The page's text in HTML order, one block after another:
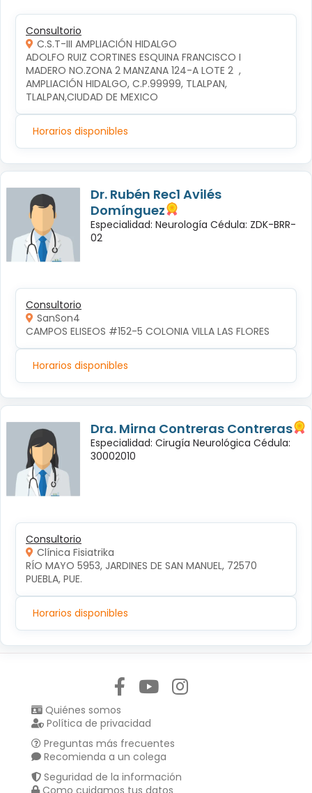
Consultorio
C.S.T-III AMPLIACIÓN HIDALGO
ADOLFO RUIZ CORTINES ESQUINA FRANCISCO I
MADERO NO.ZONA 2 MANZANA 124-A LOTE 2  ,
AMPLIACIÓN HIDALGO, C.P.99999, TLALPAN,
TLALPAN,CIUDAD DE MEXICO
Horarios disponibles
Dr. Rubén Rec1 Avilés
Domínguez
Especialidad: Neurología Cédula: ZDK-BRR-
02
Consultorio
SanSon4
CAMPOS ELISEOS #152-5 COLONIA VILLA LAS FLORES
Horarios disponibles
Dra. Mirna Contreras Contreras
Especialidad: Cirugía Neurológica Cédula:
30002010
Consultorio
Clínica Fisiatrika
RÍO MAYO 5953, JARDINES DE SAN MANUEL, 72570
PUEBLA, PUE.
Horarios disponibles
Quiénes somos
Política de privacidad
Preguntas más frecuentes
Recomienda a un colega
Seguridad de la información